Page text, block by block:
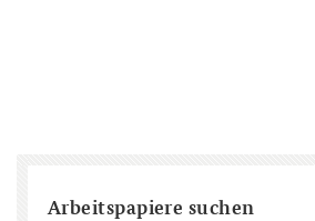
Arbeitspapiere suchen